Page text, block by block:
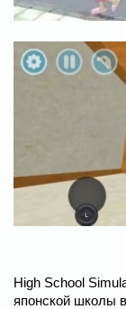
High School
японской школы